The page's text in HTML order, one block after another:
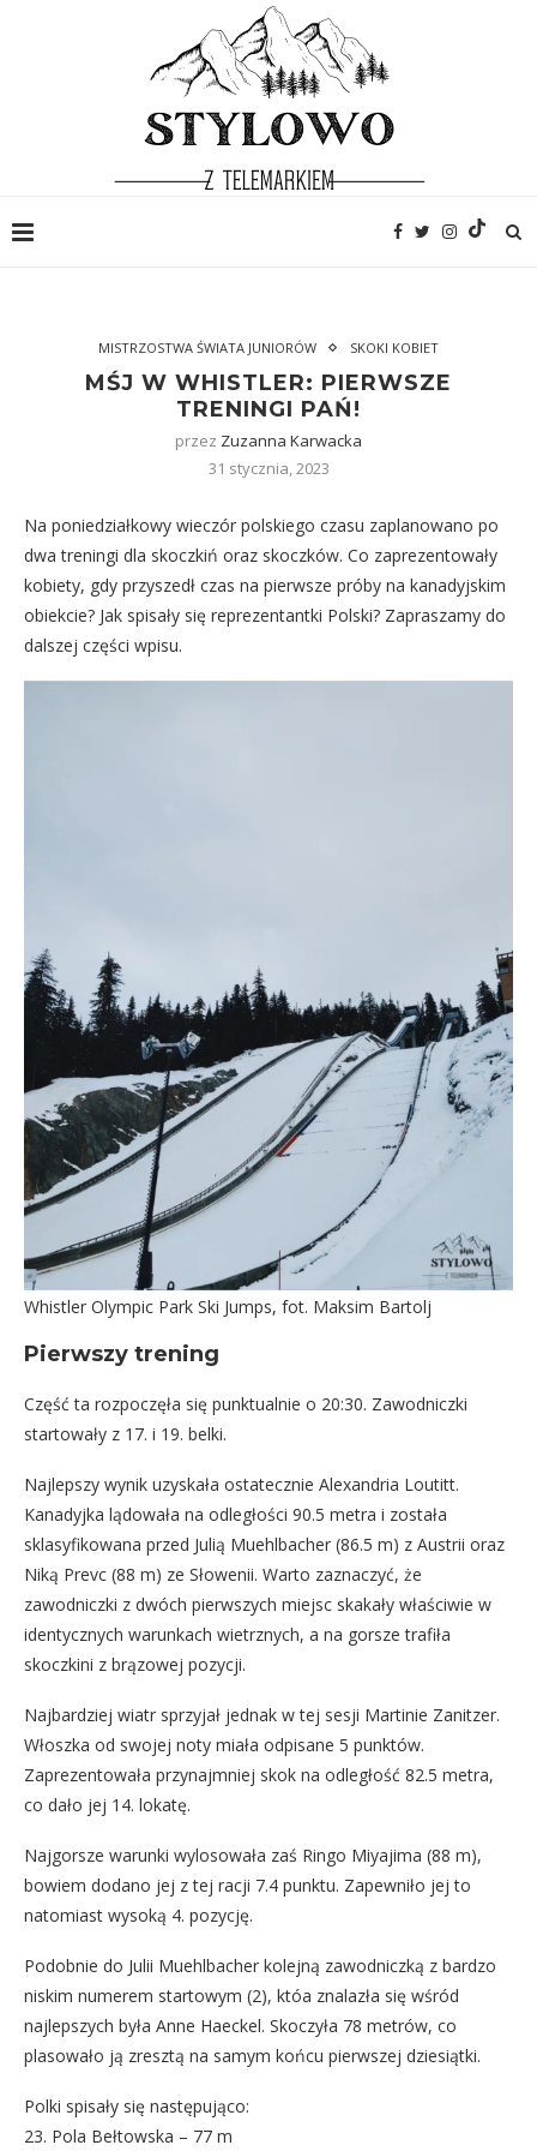
MISTRZOSTWA ŚWIATA JUNIORÓW SKOKI KOBIET
MŚJ W WHISTLER: PIERWSZE
TRENINGI PAŃ!
przez Zuzanna Karwacka
31 stycznia, 2023
Na poniedziałkowy wieczór polskiego czasu zaplanowano po
dwa treningi dla skoczkiń oraz skoczków. Co zaprezentowały
kobiety, gdy przyszedł czas na pierwsze próby na kanadyjskim
obiekcie? Jak spisały się reprezentantki Polski? Zapraszamy do
dalszej części wpisu.
Whistler Olympic Park Ski Jumps, fot. Maksim Bartolj
Pierwszy trening
Część ta rozpoczęła się punktualnie o 20:30. Zawodniczki
startowały z 17. i 19. belki.
Najlepszy wynik uzyskała ostatecznie Alexandria Loutitt.
Kanadyjka lądowała na odległości 90.5 metra i została
sklasyfikowana przed Julią Muehlbacher (86.5 m) z Austrii oraz
Niką Prevc (88 m) ze Słowenii. Warto zaznaczyć, że
zawodniczki z dwóch pierwszych miejsc skakały właściwie w
identycznych warunkach wietrznych, a na gorsze trafiła
skoczkini z brązowej pozycji.
Najbardziej wiatr sprzyjał jednak w tej sesji Martinie Zanitzer.
Włoszka od swojej noty miała odpisane 5 punktów.
Zaprezentowała przynajmniej skok na odległość 82.5 metra,
co dało jej 14. lokatę.
Najgorsze warunki wylosowała zaś Ringo Miyajima (88 m),
bowiem dodano jej z tej racji 7.4 punktu. Zapewniło jej to
natomiast wysoką 4. pozycję.
Podobnie do Julii Muehlbacher kolejną zawodniczką z bardzo
niskim numerem startowym (2), któa znalazła się wśród
najlepszych była Anne Haeckel. Skoczyła 78 metrów, co
plasowało ją zresztą na samym końcu pierwszej dziesiątki.
Polki spisały się następująco:
23. Pola Bełtowska – 77 m